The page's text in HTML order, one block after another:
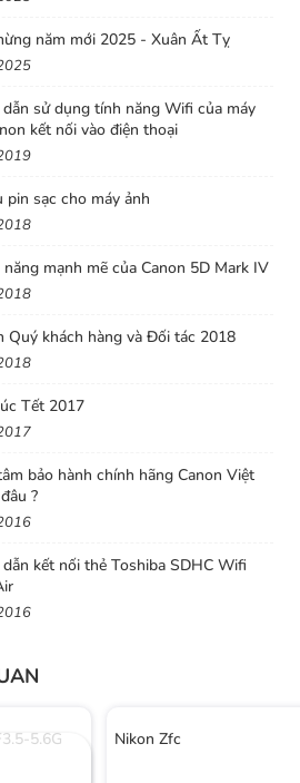
thanh
kínhNikon AF-S DX 35mm
căn nét tự động nhanh hơn,
bao giờ hết. Đây cũng là điều mà
chuyên nghiệp lựa chọn các
nghiệp
thông qua chuyển động của các
của ống kính, làm cho quá trình
rất nhiều. Ngoài ra, nút
tay và tự động trên ống
này của Nikon còn là một tính
của hầu hết các nhiếp ảnh gia
năm mới 2025 - Xuân Ất Tỵ
sử dụng tính năng Wifi của máy
kết nối vào điện thoại
pin sạc cho máy ảnh
mạnh mẽ của Canon 5D Mark IV
Cảm ơn Quý khách hàng và Đối tác 2018
Tết 2017
bảo hành chính hãng Canon Việt
?
kết nối thẻ Toshiba SDHC Wifi
5.6G
Nikon Zfc